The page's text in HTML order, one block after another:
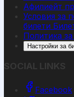
Афилиейт
Условия за
билети
Политика
Настройки за
SOCIAL LINKS
Facebook